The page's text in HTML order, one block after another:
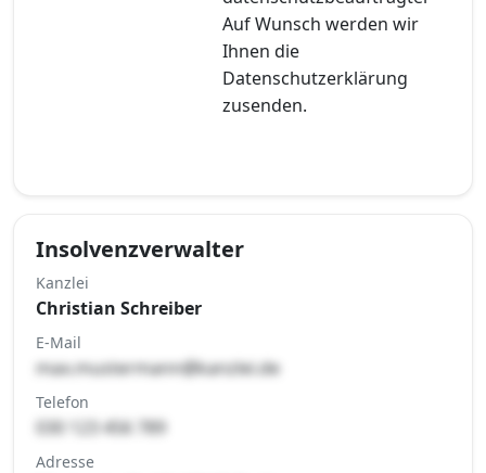
Auf Wunsch werden wir
Ihnen die
Datenschutzerklärung
zusenden.
Insolvenzverwalter
Kanzlei
Christian Schreiber
E-Mail
max.mustermann@kanzlei.de
Telefon
030 123 456 789
Adresse